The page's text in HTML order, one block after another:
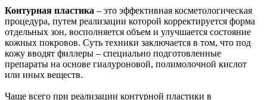
Контурная пластика – это эффективная косметологическая
процедура, путем реализации которой корректируется форма
отдельных зон, восполняется объем и улучшается состояние
кожных покровов. Суть техники заключается в том, что под
кожу вводят филлеры – специально подготовленные
препараты на основе гиалуроновой, полимолочной кислот
или иных веществ.
Чаще всего при реализации контурной пластики в